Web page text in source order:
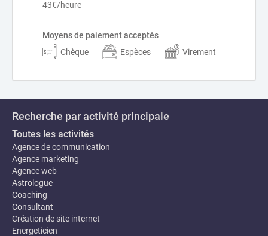
43€/heure
Moyens de paiement acceptés
Chèque
Espèces Virement
Recherche par activité principale
Toutes les activités
Agence de communication
Agence marketing
Agence web
Astrologue
Coaching
Consultant
Création de site internet
Energeticien